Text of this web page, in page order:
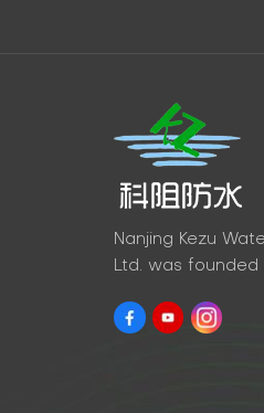
Nanjing Kezu
Ltd. was founded